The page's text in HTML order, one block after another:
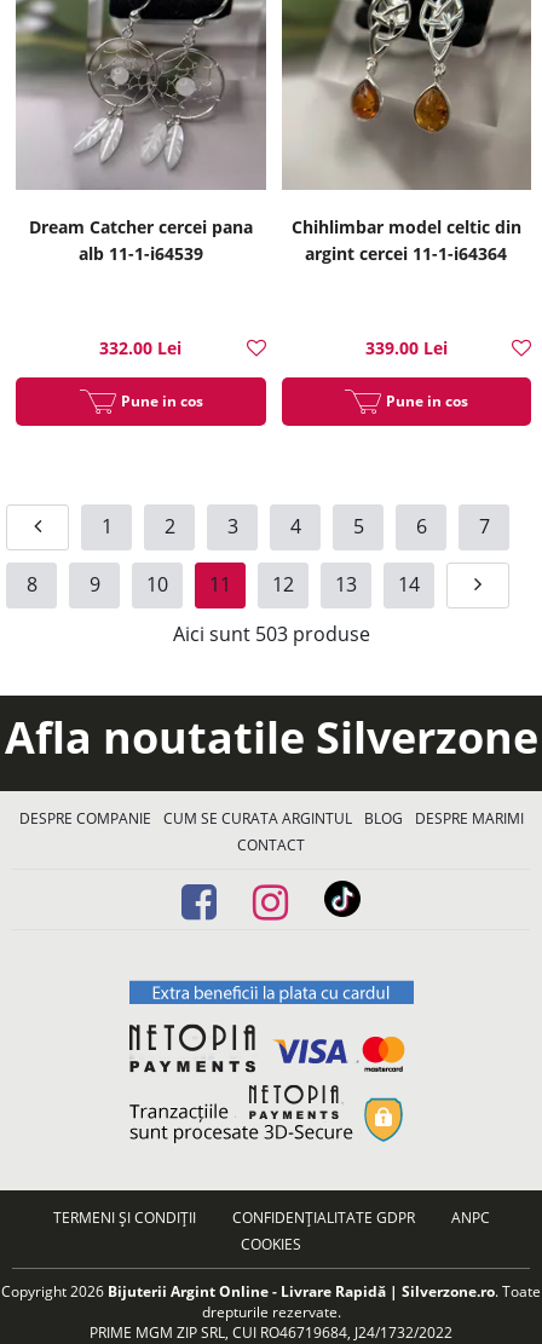
Dream Catcher cercei pana
alb 11-1-i64539
332.00 Lei
Pune in cos
Chihlimbar model celtic din
argint cercei 11-1-i64364
339.00 Lei
Pune in cos
1 2 3 4 5 6 7
8 9 10 11 12 13
14
Aici sunt 503produse
Afla noutatile Silverzone
DESPRE COMPANIE CUM SE CURATA ARGINTUL BLOG
DESPRE MARIMI
CONTACT
TERMENI ȘI CONDIȚII CONFIDENȚIALITATE GDPR
ANPC
COOKIES
Copyright 2026 Bijuterii Argint Online - Livrare Rapidă | Silverzone.ro. Toate
drepturile rezervate.
PRIME MGM ZIP SRL, CUI RO46719684, J24/1732/2022